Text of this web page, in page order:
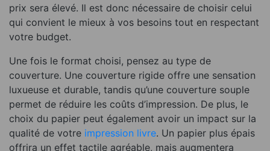
prix sera élevé. Il est donc nécessaire de choisir celui
qui convient le mieux à vos besoins tout en respectant
votre budget.
Une fois le format choisi, pensez au type de
couverture. Une couverture rigide offre une sensation
luxueuse et durable, tandis qu’une couverture souple
permet de réduire les coûts d’impression. De plus, le
choix du papier peut également avoir un impact sur la
qualité de votre impression livre. Un papier plus épais
offrira un effet tactile agréable, mais augmentera